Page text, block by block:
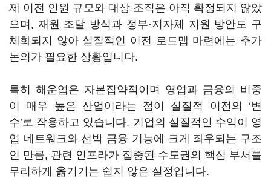
제 이전 인원 규모와 대상 조직은 아직 확정되지 않았
으며, 재원 조달 방식과 정부·지자체 지원 방안도 구
체화되지 않아 실질적인 이전 로드맵 마련에는 추가
논의가 필요한 상황입니다.
특히 해운업은 자본집약적이며 영업과 금융의 비중
이 매우 높은 산업이라는 점이 실질적 이전의 ‘변
수’로 작용하고 있습니다. 기업의 실질적인 수익이 영
업 네트워크와 선박 금융 기능에 크게 좌우되는 구조
인 만큼, 관련 인프라가 집중된 수도권의 핵심 부서를
무리하게 옮기기는 쉽지 않은 실정입니다.